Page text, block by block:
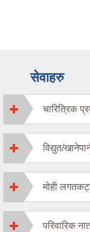
सेवाहरु
चारित्रिक
विद्युत/
मोही
परिवारिक